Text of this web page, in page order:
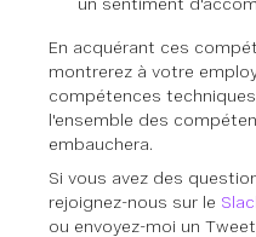
En acquérant ces
montrerez à votre
compétences
l'ensemble des
embauchera.
Si vous avez des
rejoignez-nous sur le
ou envoyez-moi un